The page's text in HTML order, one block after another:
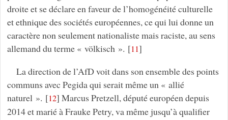
droite et se déclare en faveur de l’homogénéité culturelle
et ethnique des sociétés européennes, ce qui lui donne un
caractère non seulement nationaliste mais raciste, au sens
allemand du terme « völkisch ». [11]
La direction de l’AfD voit dans son ensemble des points
communs avec Pegida qui serait même un « allié
naturel ». [12] Marcus Pretzell, député européen depuis
2014 et marié à Frauke Petry, va même jusqu’à qualifier